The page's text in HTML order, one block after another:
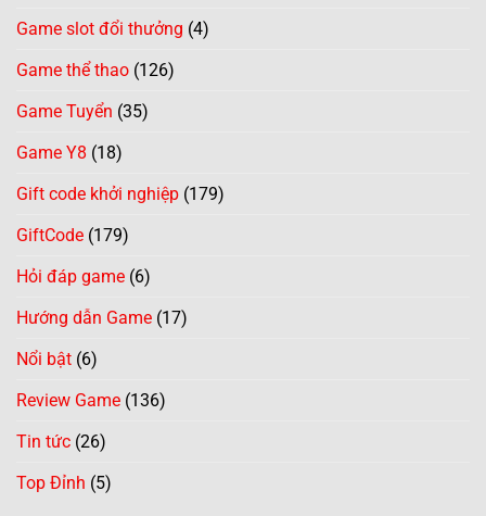
Game slot đổi thưởng (4)
Game thể thao (126)
Game Tuyển (35)
Game Y8 (18)
Gift code khởi nghiệp (179)
GiftCode (179)
Hỏi đáp game (6)
Hướng dẫn Game (17)
Nổi bật (6)
Review Game (136)
Tin tức (26)
Top Đỉnh (5)